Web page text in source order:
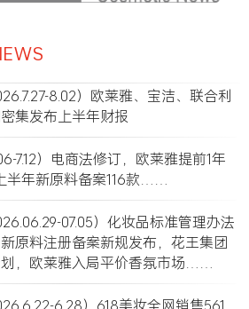
8.02）欧莱雅、宝洁、联合利
集发布上半年财报
7.12）电商法修订，欧莱雅提前1年
半年新原料备案116款……
07.05）化妆品标准管理办法
原料注册备案新规发布，花王集团
，欧莱雅入局平价香氛市场……